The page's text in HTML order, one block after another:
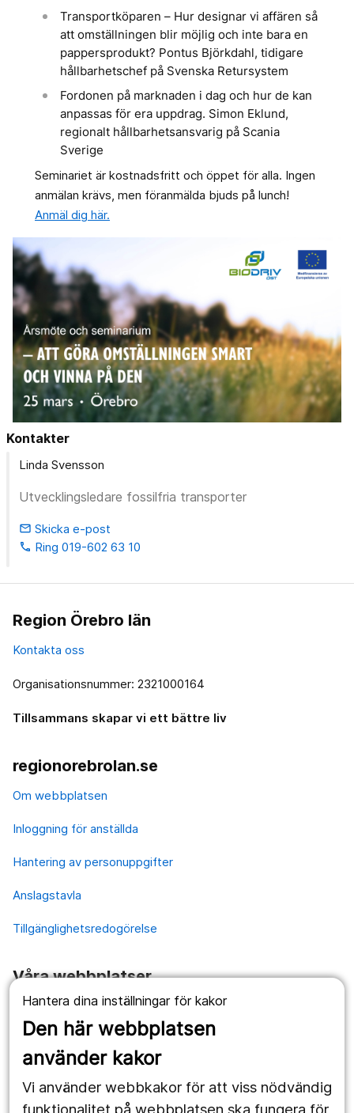
Hantera dina inställningar för kakor
Den här webbplatsen
använder kakor
Vi använder webbkakor för att viss nödvändig
funktionalitet på webbplatsen ska fungera för
Transportköparen – Hur designar vi affären så
att omställningen blir möjlig och inte bara en
pappersprodukt? Pontus Björkdahl, tidigare
hållbarhetschef på Svenska Retursystem
Fordonen på marknaden i dag och hur de kan
anpassas för era uppdrag. Simon Eklund,
regionalt hållbarhetsansvarig på Scania
Sverige
Seminariet är kostnadsfritt och öppet för alla. Ingen
anmälan krävs, men föranmälda bjuds på lunch!
Anmäl dig här.
Kontakter
Linda Svensson
Utvecklingsledare fossilfria transporter
email Skicka e-post
phone Ring 019-602 63 10
Region Örebro län
Kontakta oss
Organisationsnummer: 2321000164
Tillsammans skapar vi ett bättre liv
regionorebrolan.se
Om webbplatsen
Inloggning för anställda
Hantering av personuppgifter
Anslagstavla
Tillgänglighetsredogörelse
Våra webbplatser
1177.se
Länstrafiken
Utveckling